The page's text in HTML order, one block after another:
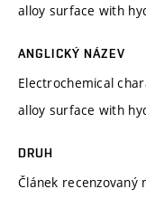
alloy surface with
ANGLICKÝ NÁZEV
Electrochemical
alloy surface with
DRUH
Článek recenzovaný